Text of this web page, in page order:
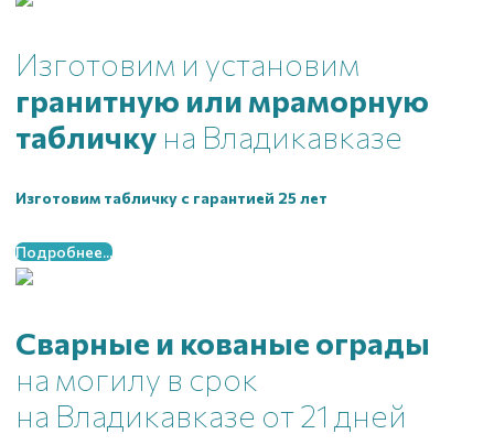
Изготовим и установим
гранитную или мраморную
табличку на Владикавказе
Изготовим табличку с гарантией 25 лет
Подробнее...
Сварные и кованые ограды
на могилу в срок
на Владикавказе от 21 дней